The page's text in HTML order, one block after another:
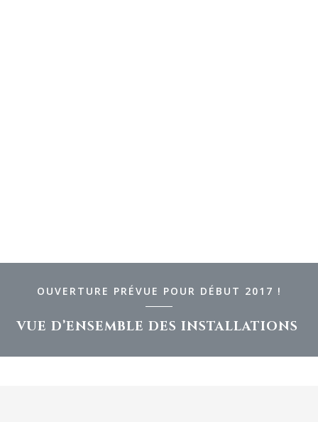
OUVERTURE PRÉVUE POUR DÉBUT 2017 !
VUE D’ENSEMBLE DES INSTALLATIONS